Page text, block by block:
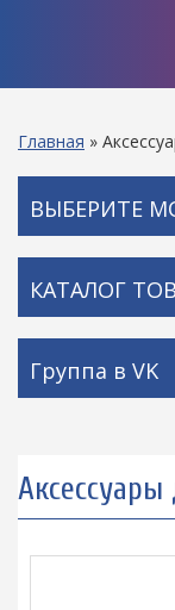
Главная »
ВЫБЕРИТЕ
КАТАЛОГ
Группа в VK
Аксессуары